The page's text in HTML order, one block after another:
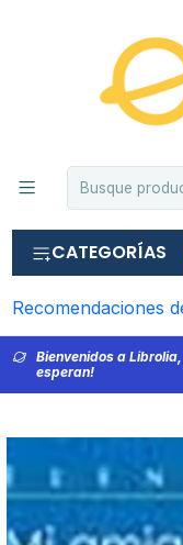
CATEGORÍAS
Recomendaciones
Bienvenidos a
esperan!